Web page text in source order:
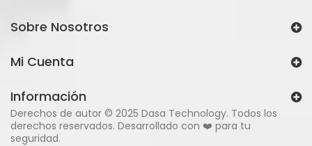
Sobre Nosotros
Mi Cuenta
Información
Derechos de autor © 2025 Dasa Technology. Todos los
derechos reservados. Desarrollado con ❤️ para tu
seguridad.